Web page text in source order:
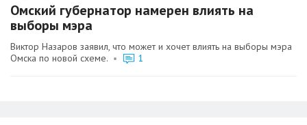
Омский губернатор намерен влиять на
выборы мэра
Виктор Назаров заявил, что может и хочет влиять на выборы мэра
Омска по новой схеме. • 1